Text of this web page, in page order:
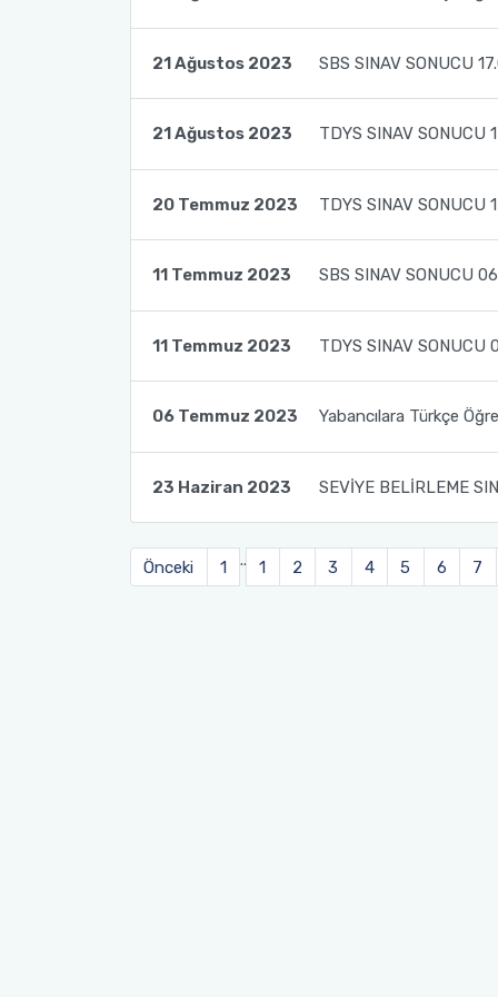
21 Ağustos 2023 SBS SINAV SONUCU
21 Ağustos 2023 TDYS SINAV SONUCU
20 Temmuz 2023 TDYS SINAV SONUCU
11 Temmuz 2023 SBS SINAV SONUCU
11 Temmuz 2023 TDYS SINAV
06 Temmuz 2023 Yabancılara Türkçe
23 Haziran 2023 SEVİYE BELİRLEME
Önceki 1 .. 1 2 3 4 5 6 7
Toplumsal Duyarlılık ve Katkı Projeleri Dersi Kapsamında
Türk Dili ve Edebiyatı Öğrencileri ile TÖMER'deki
Toplumsal Duyarlılık ve Katkı Projeleri Dersi Kapsamında
Türk Dili ve Edebiyatı Öğrencileri ile TÖMER'deki
Bursiyerlerimizin ve Kursiyerlerimizin Buluşması 3
Koordinatörlüğü ile Yurtdışı Türkler ve Akraba Topluluklar
Başkanlığı'nın Burslu Öğrencileri AKDENİZ TÖMER'de